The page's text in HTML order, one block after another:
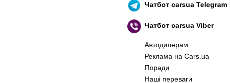
Чатботcarsua Telegram
Чатботcarsua Viber
Автодилерам
Реклама на Cars.ua
Поради
Наші переваги